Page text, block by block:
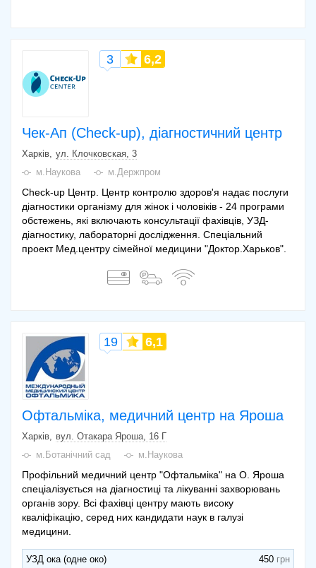
Чек-Ап (Check-up), діагностичний центр
3 6,2
Харків ул. Клочковская, 3
м.Наукова
м.Держпром
Check-up Центр. Центр контролю здоров'я надає послуги
діагностики організму для жінок і чоловіків - 24 програми
обстежень, які включають консультації фахівців, УЗД-
діагностику, лабораторні дослідження. Спеціальний
проект Мед.центру сімейної медицини "Доктор.Харьков".
Офтальміка, медичний центр на Яроша
19 6,1
Харків
вул. Отакара Яроша, 16 Г
м.Ботанічний сад
м.Наукова
Профільний медичний центр "Офтальміка" на О. Яроша
спеціалізується на діагностиці та лікуванні захворювань
органів зору. Всі фахівці центру мають високу
кваліфікацію, серед них кандидати наук в галузі
медицини.
УЗД ока (одне око)
450